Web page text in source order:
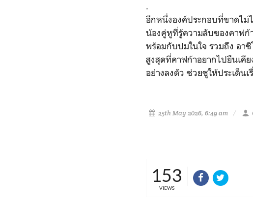
.
อีกหนึ่งองค์ประกอบที่ขาดไม่
น้องคู่หูที่รู้ความลับของคาฟก้
พร้อมกับปมในใจ รวมถึง อา
สูงสุดที่คาฟก้าอยากไปยืนเคี
อย่างลงตัว ช่วยชูให้ประเด็น
25th May 2026, 6:49 am
153
VIEWS